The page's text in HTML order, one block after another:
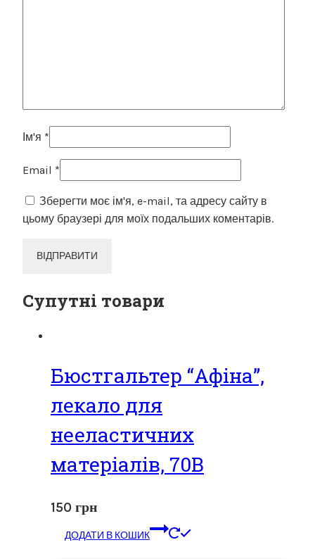
Ім'я *
Email *
Зберегти моє ім'я, e-mail, та адресу сайту в
цьому браузері для моїх подальших коментарів.
Супутні товари
Бюстгальтер “Афіна”,
лекало для
нееластичних
матеріалів, 70В
150 грн
ДОДАТИ В КОШИК